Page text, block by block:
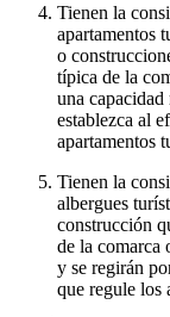
Tienen la
apartamentos
o
típica de la
una
establezca al
apartamentos
Tienen la
albergues
construcción
de la comarca
y se regirán
que regule los